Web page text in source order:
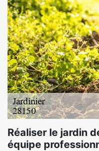
Réaliser le jardin
équipe